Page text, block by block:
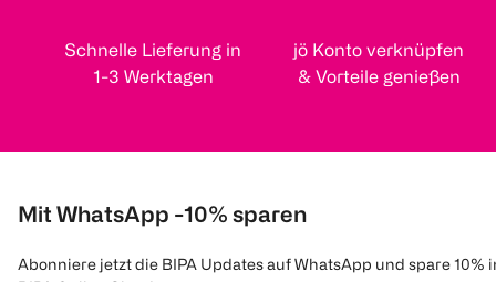
Schnelle Lieferung in
1-3 Werktagen
jö Konto verknüpfen
& Vorteile genießen
Mit WhatsApp -10% sparen
Abonniere jetzt die BIPA Updates auf WhatsApp und spare 10%